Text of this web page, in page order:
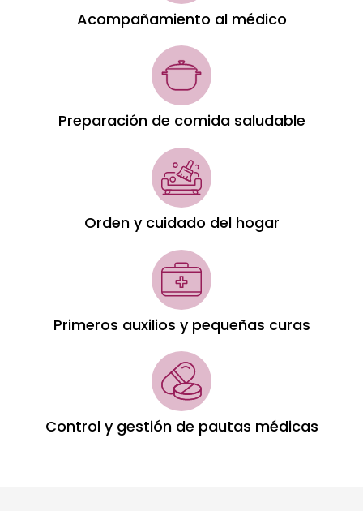
Acompañamiento al médico
Preparación de comida saludable
Orden y cuidado del hogar
Primeros auxilios y pequeñas curas
Control y gestión de pautas médicas